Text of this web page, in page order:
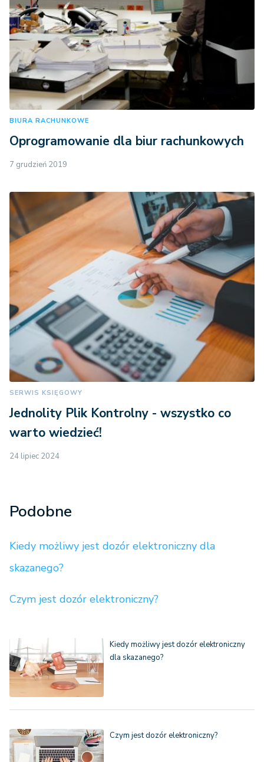
BIURA RACHUNKOWE
Oprogramowanie dla biur rachunkowych
7 grudzień 2019
SERWIS KSIĘGOWY
Jednolity Plik Kontrolny - wszystko co
warto wiedzieć!
24 lipiec 2024
Podobne
Kiedy możliwy jest dozór elektroniczny dla
skazanego?
Czym jest dozór elektroniczny?
Kiedy możliwy jest dozór elektroniczny
dla skazanego?
Czym jest dozór elektroniczny?